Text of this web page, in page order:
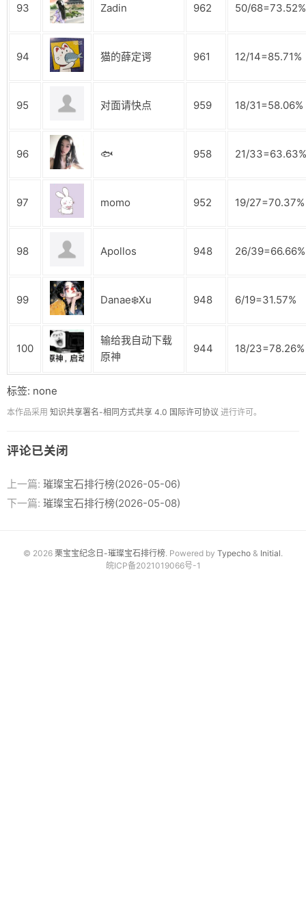
93 Zadin 962 50/68=73.52%
94 猫的薛定谔 961 12/14=85.71%
95 对面请快点 959 18/31=58.06%
96 🐟 958 21/33=63.63%
97 momo 952 19/27=70.37%
98 Apollos 948 26/39=66.66%
99 Danae❄️Xu 948 6/19=31.57%
100
输给我自动下载
原神
944 18/23=78.26%
标签: none
本作品采用 知识共享署名-相同方式共享 4.0 国际许可协议 进行许可。
评论已关闭
上一篇: 璀璨宝石排行榜(2026-05-06)
下一篇: 璀璨宝石排行榜(2026-05-08)
© 2026 栗宝宝纪念日-璀璨宝石排行榜. Powered by Typecho & Initial.
皖ICP备2021019066号-1